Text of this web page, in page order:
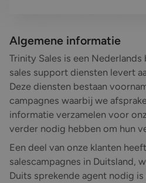
Alle branches
Algemene informatie
Trinity Sales is een
sales support diensten levert
Deze diensten bestaan
campagnes waarbij we
informatie verzamelen voor
verder nodig hebben om hun
Een deel van onze klanten
salescampagnes in Duitsland,
Duits sprekende agent nodig